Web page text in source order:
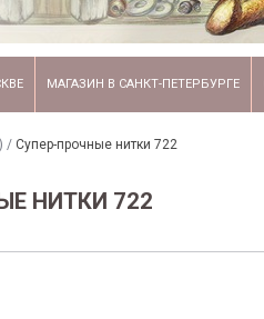
МАГАЗИН В САНКТ-ПЕТЕРБУРГЕ
/ Супер-прочные нитки 722
НИТКИ 722